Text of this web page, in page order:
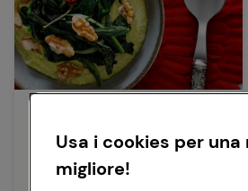
Crema di fave, cicoria e noci
Usa i cookies per una
migliore!